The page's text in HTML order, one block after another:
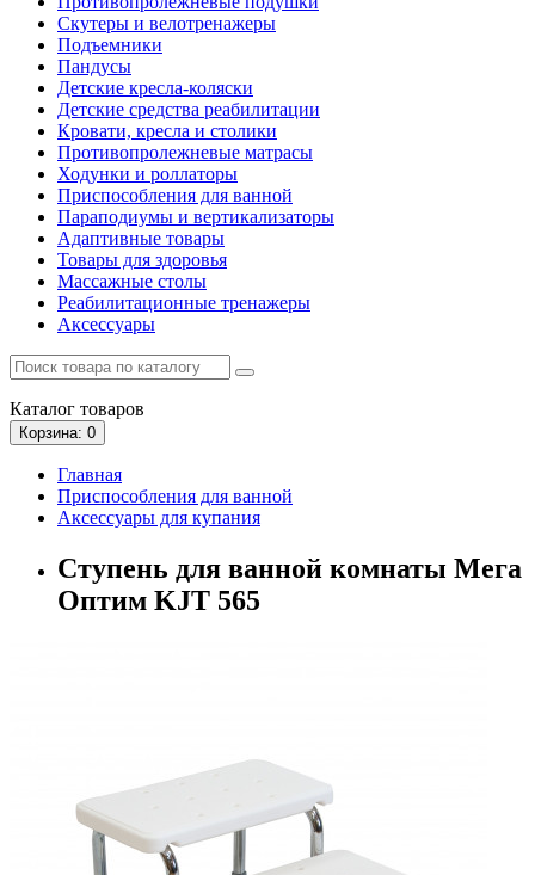
Скутеры и велотренажеры
Подъемники
Пандусы
Детские кресла-коляски
Детские средства реабилитации
Кровати, кресла и столики
Противопролежневые матрасы
Ходунки и роллаторы
Приспособления для ванной
Параподиумы и вертикализаторы
Адаптивные товары
Товары для здоровья
Массажные столы
Реабилитационные тренажеры
Аксессуары
Каталог товаров
Корзина: 0
Главная
Приспособления для ванной
Аксессуары для купания
Ступень для ванной комнаты Мега
Оптим KJT 565